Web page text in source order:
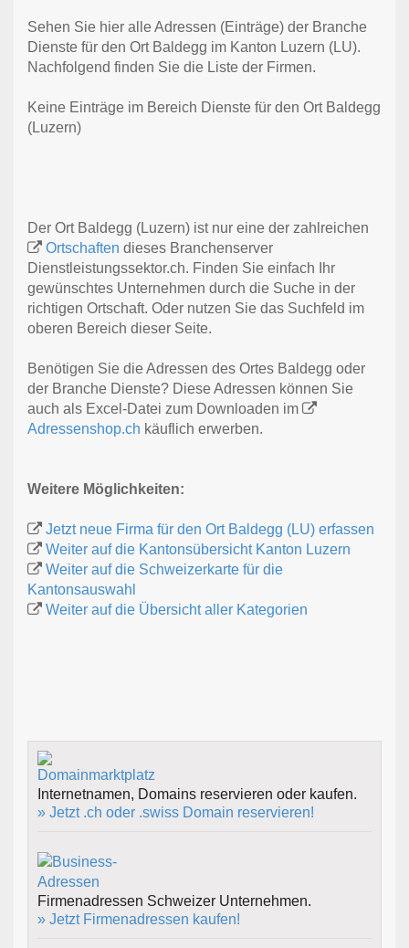
Sehen Sie hier alle Adressen (Einträge) der Branche
Dienste für den Ort Baldegg im Kanton Luzern (LU).
Nachfolgend finden Sie die Liste der Firmen.
Keine Einträge im Bereich Dienste für den Ort Baldegg
(Luzern)
Der Ort Baldegg (Luzern) ist nur eine der zahlreichen
Ortschaften dieses Branchenserver
Dienstleistungssektor.ch. Finden Sie einfach Ihr
gewünschtes Unternehmen durch die Suche in der
richtigen Ortschaft. Oder nutzen Sie das Suchfeld im
oberen Bereich dieser Seite.
Benötigen Sie die Adressen des Ortes Baldegg oder
der Branche Dienste? Diese Adressen können Sie
auch als Excel-Datei zum Downloaden im
Adressenshop.ch käuflich erwerben.
Weitere Möglichkeiten:
Jetzt neue Firma für den Ort Baldegg (LU) erfassen
Weiter auf die Kantonsübersicht Kanton Luzern
Weiter auf die Schweizerkarte für die
Kantonsauswahl
Weiter auf die Übersicht aller Kategorien
Internetnamen, Domains reservieren oder kaufen.
» Jetzt .ch oder .swiss Domain reservieren!
Firmenadressen Schweizer Unternehmen.
» Jetzt Firmenadressen kaufen!